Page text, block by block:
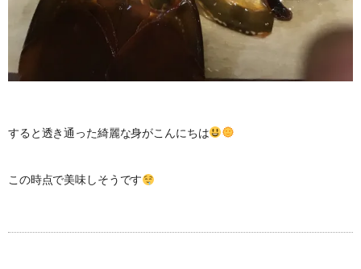
すると透き通った綺麗な身がこんにちは
この時点で美味しそうです